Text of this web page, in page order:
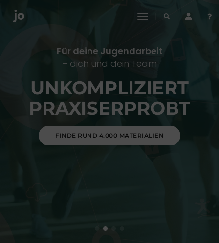
toggle
Für deine Jugendarbeit
– dich und dein Team
UNKOMPLIZIERT
PRAXISERPROBT
FINDE RUND 4.000 MATERIALIEN